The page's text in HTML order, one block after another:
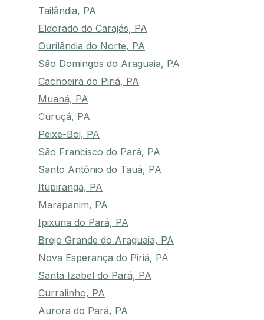
Tailândia, PA
Eldorado do Carajás, PA
Ourilândia do Norte, PA
São Domingos do Araguaia, PA
Cachoeira do Piriá, PA
Muaná, PA
Curuçá, PA
Peixe-Boi, PA
São Francisco do Pará, PA
Santo Antônio do Tauá, PA
Itupiranga, PA
Marapanim, PA
Ipixuna do Pará, PA
Brejo Grande do Araguaia, PA
Nova Esperança do Piriá, PA
Santa Izabel do Pará, PA
Curralinho, PA
Aurora do Pará, PA